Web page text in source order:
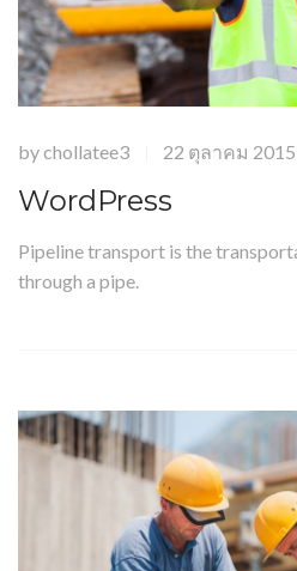
bychollatee3 22 ตุลาคม 2015
WordPress
Pipeline transport is the
through a pipe.